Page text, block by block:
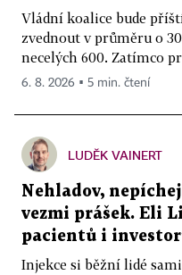
Vládní koalice bude
zvednout v průměru o
necelých 600. Zatímco
6. 8. 2026 ▪ 5 min. čtení
LUDĚK VAINERT
Nehladov,
vezmi prášek. Eli
pacientů i
Injekce si běžní lidé